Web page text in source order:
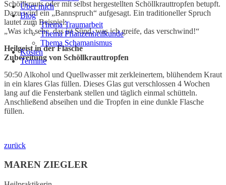
Über mich
Blog
Thema Traumarbeit
Thema Pflanzenheilkunde
Thema Schamanismus
Kosten
Termine
Schöllkrauts oder mit selbst hergestellten Schöllkrauttropfen betupft.
Dazu wird ein „Bannspruch“ aufgesagt. Ein traditioneller Spruch
lautet zum Beispiel:
„Was ich sehe, das ist Sünd, was ich greife, das verschwind!“
Heilgeist in der Flasche
Zubereitung von Schöllkrauttropfen
50:50 Alkohol und Quellwasser mit zerkleinertem, blühendem Kraut
in ein klares Glas füllen. Dieses Glas gut verschlossen 4 Wochen
lang auf die Fensterbank stellen und täglich einmal schütteln.
Anschließend abseihen und die Tropfen in eine dunkle Flasche
füllen.
zurück
MAREN ZIEGLER